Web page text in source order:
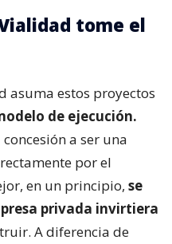
tome el
asuma estos proyectos
de ejecución.
a ser una
por el
en un principio, se
privada invirtiera
A diferencia de